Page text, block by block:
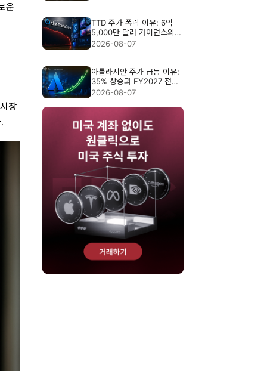
운
장
TTD 주가 폭락 이유: 6억
5,000만 달러 가이던스의
충격
2026-08-07
아틀라시안 주가 급등 이유:
35% 상승과 FY2027 전망
분석
2026-08-07